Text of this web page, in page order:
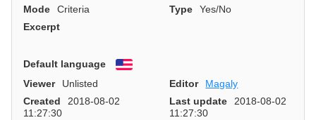
Mode Criteria Type
Yes/No
Excerpt
Default language
English
Viewer
Unlisted Editor
Magaly
Created
2018-08-02
11:27:30
Last update
2018-08-02
11:27:30